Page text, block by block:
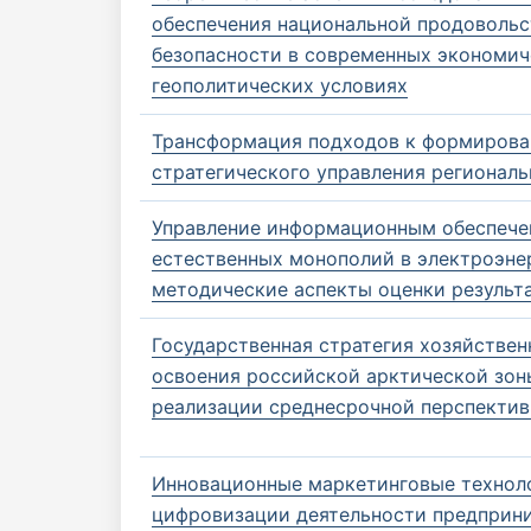
обеспечения национальной
безопасности в современных
геополитических условиях
Трансформация подходов к
стратегического управления
Управление информационным
естественных монополий в
методические аспекты оценки
Государственная стратегия
освоения российской арктической
реализации среднесрочной
Инновационные маркетинговые
цифровизации деятельности